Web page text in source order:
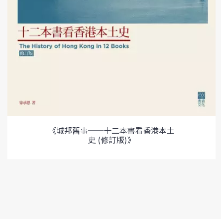
《城邦舊事──十二本書看香港本土
史 (修訂版)》